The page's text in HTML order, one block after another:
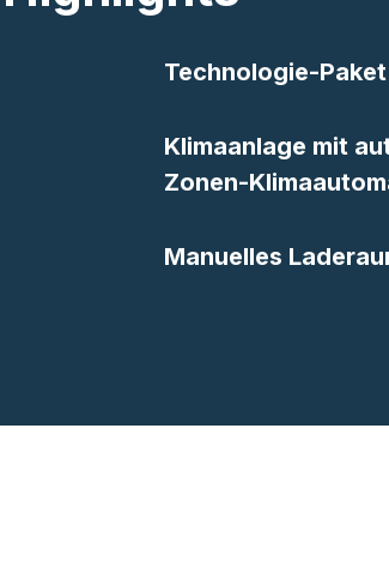
Technologie-
Klimaanlage mit
Zonen-
Manuelles